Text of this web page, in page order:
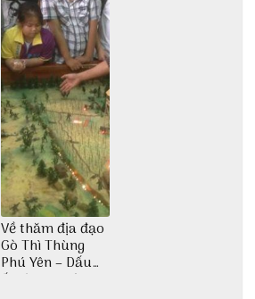
Về thăm địa đạo
Gò Thì Thùng
Phú Yên – Dấu
ấn lịch sử còn